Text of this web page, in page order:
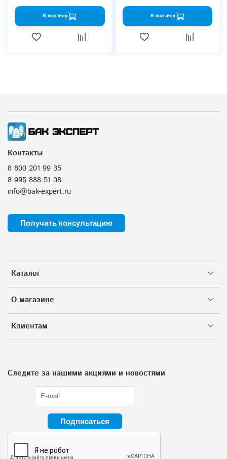
В корзину В корзину
Каталог
О магазине
Клиентам
Контакты
8 800 201 99 35
8 995 888 51 08
info@bak-expert.ru
Получить консультацию
Следите за нашими акциями и новостями
Подписаться